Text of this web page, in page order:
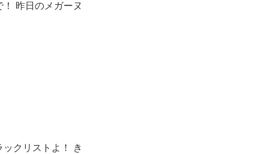
昨日のメガーヌ
クリストよ！ き